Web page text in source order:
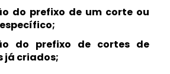
do prefixo de um corte ou
do prefixo de cortes de
já criados;